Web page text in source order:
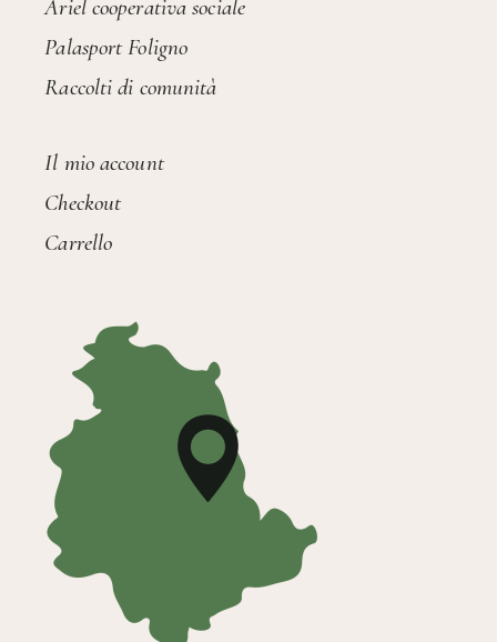
Ariel cooperativa sociale
Palasport Foligno
Raccolti di comunità
Il mio account
Checkout
Carrello